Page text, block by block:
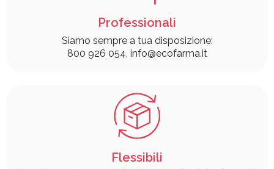
Professionali
Siamo sempre a tua disposizione:
800 926 054, info@ecofarma.it
Flessibili